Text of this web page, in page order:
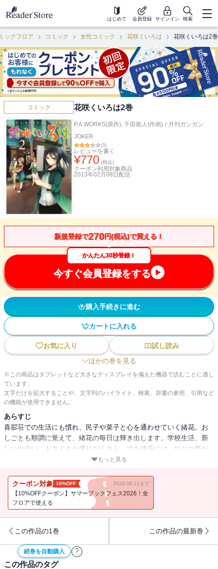
はじめて 会員登録 サインイン 検索
ックフロア コミック 女性コミック 花咲くいろは 花咲くいろは2巻
コミック 花咲くいろは2巻
P.A.WORKS(原作), 千田衛人(作画) / 月刊ガンガン
JOKER
(3)
レビューを書く
¥770 (税込)
クーポン利用対象商品
2013年02月08日 配信
新規登録で270円(税込)で買える！
かんたん30秒登録！
今すぐ会員登録をする
購入手続きに進む
カートに入れる
お気に入り
試し読み
ほかの巻を見る
※この商品はタブレットなど大きなディスプレイを備えた機器で読むことに適し
ています。
文字だけを拡大することや、文字列のハイライト、検索、辞書の参照、引用など
の機能が使用できません。
あらすじ
喜翆荘での生活にも慣れ、民子や菜子と心を通わせていく緒花。お
しごとも順調に覚えて、緒花の毎日は輝き出します。学校生活、新
しい出会い、ドキドキが盛りだくさん。でも緒花には、ひとつ気が
かりなことがあって――…。ますます心が揺れ動く、女の子たちの
もっと見る
クーポン対象 10%OFF 2026.08.11まで
【10%OFFクーポン】サマーブックフェス2026！全
フロアで使える
この作品の1巻 この作品の最新巻
続巻を自動購入
この作品のタグ